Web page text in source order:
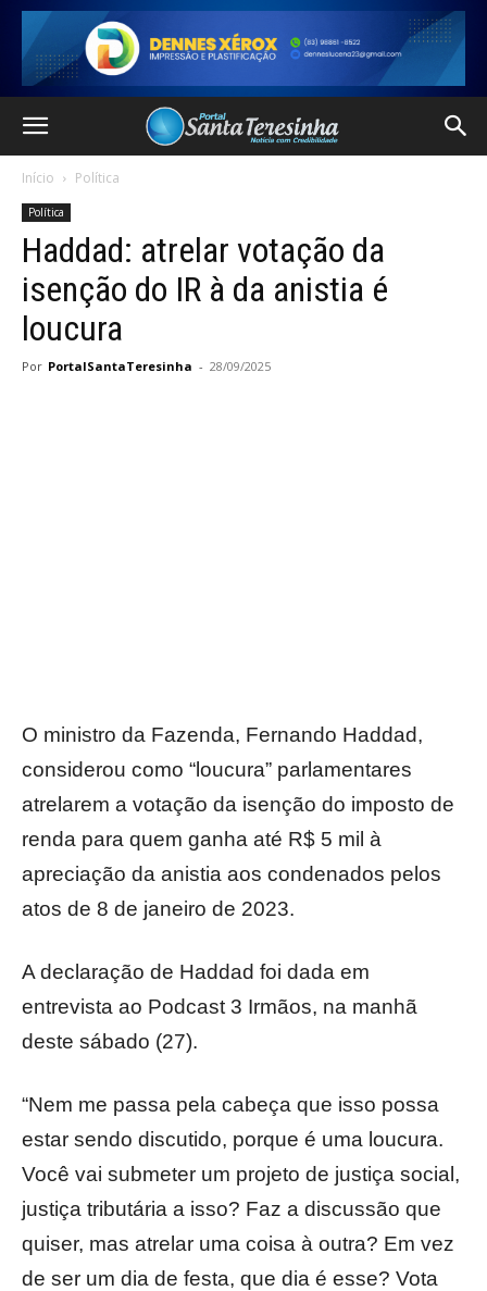
Início Política
Política
Haddad: atrelar votação da
isenção do IR à da anistia é
loucura
Por PortalSantaTeresinha - 28/09/2025
O ministro da Fazenda, Fernando Haddad,
considerou como “loucura” parlamentares
atrelarem a votação da isenção do imposto de
renda para quem ganha até R$ 5 mil à
apreciação da anistia aos condenados pelos
atos de 8 de janeiro de 2023.
A declaração de Haddad foi dada em
entrevista ao Podcast 3 Irmãos, na manhã
deste sábado (27).
“Nem me passa pela cabeça que isso possa
estar sendo discutido, porque é uma loucura.
Você vai submeter um projeto de justiça social,
justiça tributária a isso? Faz a discussão que
quiser, mas atrelar uma coisa à outra? Em vez
de ser um dia de festa, que dia é esse? Vota